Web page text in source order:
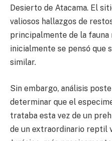
Desierto de Atacama. El
valiosos hallazgos de
principalmente de la fauna
inicialmente se pensó que
similar.
Sin embargo, análisis
determinar que el
trataba esta vez de un
de un extraordinario reptil